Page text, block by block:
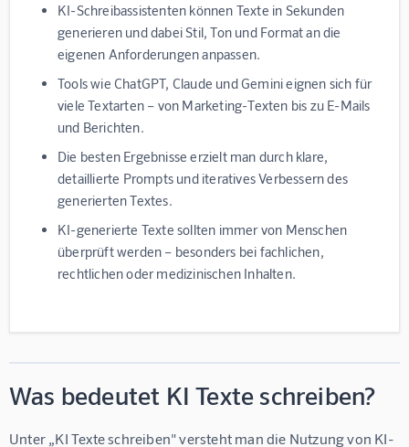
KI-Schreibassistenten können Texte in Sekunden
generieren und dabei Stil, Ton und Format an die
eigenen Anforderungen anpassen.
Tools wie ChatGPT, Claude und Gemini eignen sich für
viele Textarten – von Marketing-Texten bis zu E-Mails
und Berichten.
Die besten Ergebnisse erzielt man durch klare,
detaillierte Prompts und iteratives Verbessern des
generierten Textes.
KI-generierte Texte sollten immer von Menschen
überprüft werden – besonders bei fachlichen,
rechtlichen oder medizinischen Inhalten.
Was bedeutet KI Texte schreiben?
Unter „KI Texte schreiben" versteht man die Nutzung von KI-